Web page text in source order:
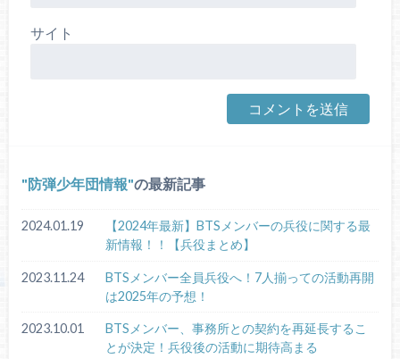
サイト
防弾少年団情報 の最新記事
2024.01.19
【2024年最新】BTSメンバーの兵役に関する最
新情報！！【兵役まとめ】
2023.11.24
BTSメンバー全員兵役へ！7人揃っての活動再開
は2025年の予想！
2023.10.01
BTSメンバー、事務所との契約を再延長するこ
とが決定！兵役後の活動に期待高まる